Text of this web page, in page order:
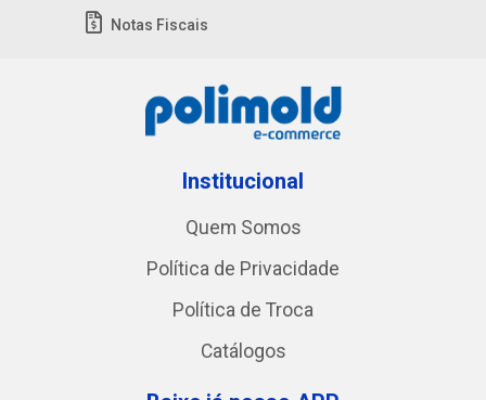
Notas Fiscais
Institucional
Quem Somos
Política de Privacidade
Política de Troca
Catálogos